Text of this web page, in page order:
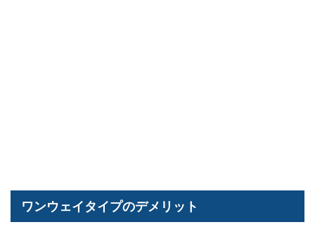
ワンウェイタイプのデメリット